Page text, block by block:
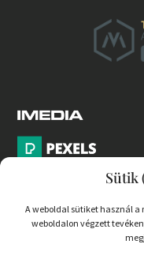
Sütik
A weboldal sütiket használ
weboldalon végzett
PARTNEREK